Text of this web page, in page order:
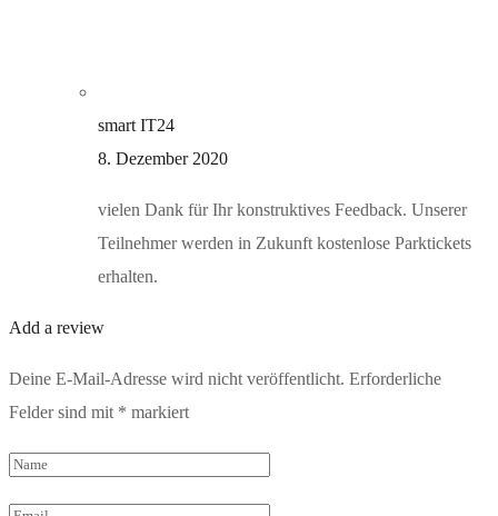
smart IT24
8. Dezember 2020
vielen Dank für Ihr konstruktives Feedback. Unserer
Teilnehmer werden in Zukunft kostenlose Parktickets
erhalten.
Add a review
Deine E-Mail-Adresse wird nicht veröffentlicht. Erforderliche
Felder sind mit * markiert